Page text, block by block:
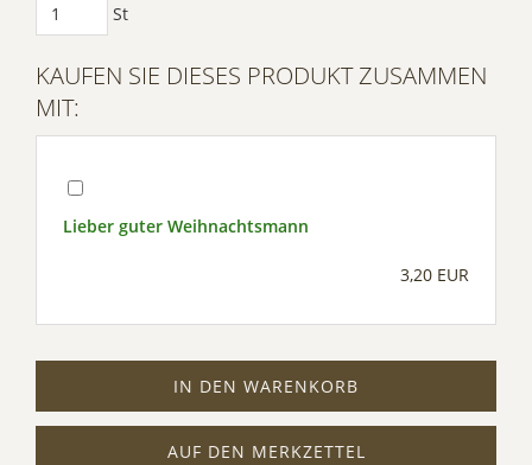
St
KAUFEN SIE DIESES PRODUKT ZUSAMMEN
MIT:
Lieber guter Weihnachtsmann
3,20 EUR
IN DEN WARENKORB
AUF DEN MERKZETTEL